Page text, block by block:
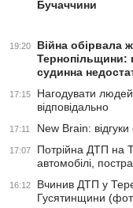
Бучаччини
19:20
Війна обірвала
Тернопільщини:
судинна
17:15
Нагодувати
відповідально
17:11 New Brain:
17:07
Потрійна ДТП на
автомобілі,
16:12
Вчинив ДТП у
Гусятинщини